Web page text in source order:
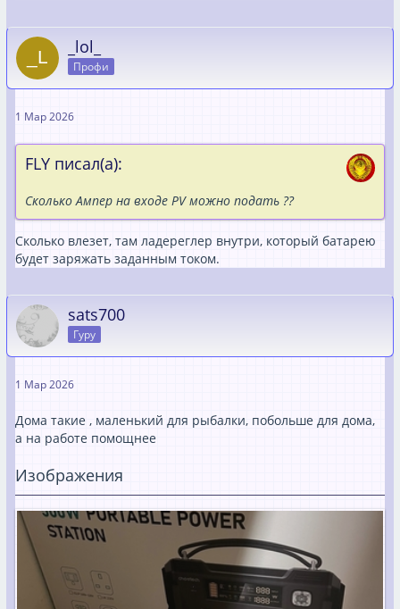
_lol_
Профи
1 Мар 2026
FLY писал(а):
Сколько Ампер на входе PV можно подать ??
Сколько влезет, там ладереглер внутри, который батарею
будет заряжать заданным током.
sats700
Гуру
1 Мар 2026
Дома такие , маленький для рыбалки, побольше для дома,
а на работе помощнее
Изображения